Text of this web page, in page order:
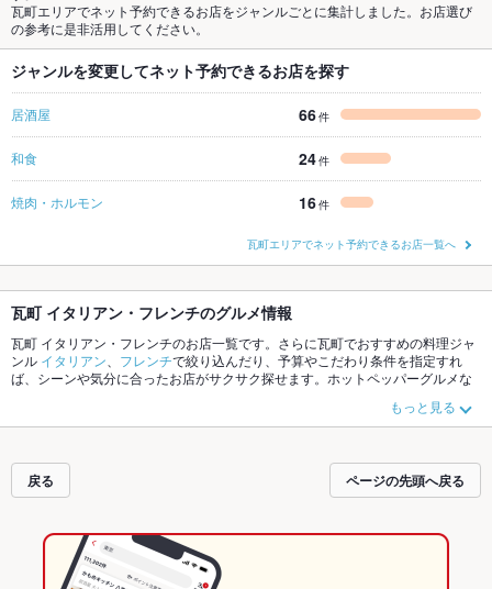
瓦町エリアでネット予約できるお店をジャンルごとに集計しました。お店選び
の参考に是非活用してください。
ジャンルを変更してネット予約できるお店を探す
居酒屋 66件
和食 24件
焼肉・ホルモン 16件
瓦町エリアでネット予約できるお店一覧へ
瓦町 イタリアン・フレンチのグルメ情報
瓦町 イタリアン・フレンチのお店一覧です。さらに瓦町でおすすめの料理ジャ
ンル イタリアン フレンチで絞り込んだり、予算やこだわり条件を指定すれ
ば、シーンや気分に合ったお店がサクサク探せます。ホットペッパーグルメな
や季節のおすすめ料理など、お店の最新情報をご紹介しているので
安心！24時間使える簡単便利なネット予約が使えるお店も拡大中です。友達ど
ットペッパーグルメをご利用ください。
もっと見る
戻る ページの先頭へ戻る